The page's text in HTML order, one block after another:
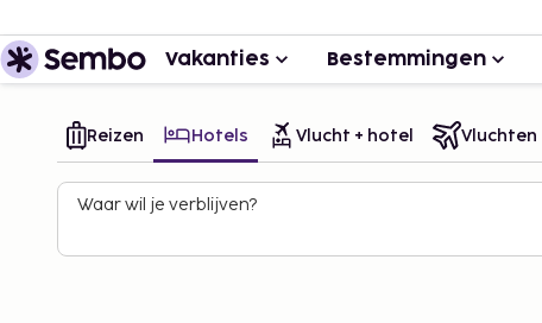
Vakanties Bestemmingen
Reizen Hotels Vlucht + hotel Vluchten
Waar wil je verblijven?